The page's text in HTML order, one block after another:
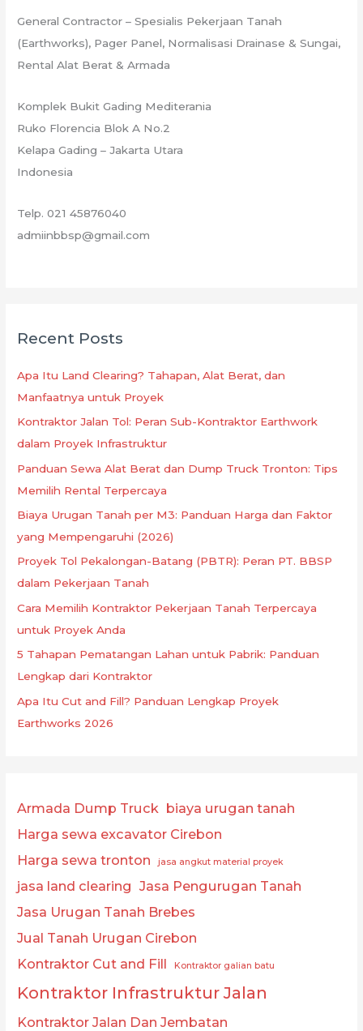
General Contractor – Spesialis Pekerjaan Tanah
(Earthworks), Pager Panel, Normalisasi Drainase & Sungai,
Rental Alat Berat & Armada
Komplek Bukit Gading Mediterania
Ruko Florencia Blok A No.2
Kelapa Gading – Jakarta Utara
Indonesia
Telp. 021 45876040
admiinbbsp@gmail.com
Recent Posts
Apa Itu Land Clearing? Tahapan, Alat Berat, dan
Manfaatnya untuk Proyek
Kontraktor Jalan Tol: Peran Sub-Kontraktor Earthwork
dalam Proyek Infrastruktur
Panduan Sewa Alat Berat dan Dump Truck Tronton: Tips
Memilih Rental Terpercaya
Biaya Urugan Tanah per M3: Panduan Harga dan Faktor
yang Mempengaruhi (2026)
Proyek Tol Pekalongan-Batang (PBTR): Peran PT. BBSP
dalam Pekerjaan Tanah
Cara Memilih Kontraktor Pekerjaan Tanah Terpercaya
untuk Proyek Anda
5 Tahapan Pematangan Lahan untuk Pabrik: Panduan
Lengkap dari Kontraktor
Apa Itu Cut and Fill? Panduan Lengkap Proyek
Earthworks 2026
Armada Dump Truck biaya urugan tanah
Harga sewa excavator Cirebon
Harga sewa tronton
jasa angkut material proyek
jasa land clearing Jasa Pengurugan Tanah
Jasa Urugan Tanah Brebes
Jual Tanah Urugan Cirebon
Kontraktor Cut and Fill
Kontraktor galian batu
Kontraktor Infrastruktur Jalan
Kontraktor Jalan Dan Jembatan